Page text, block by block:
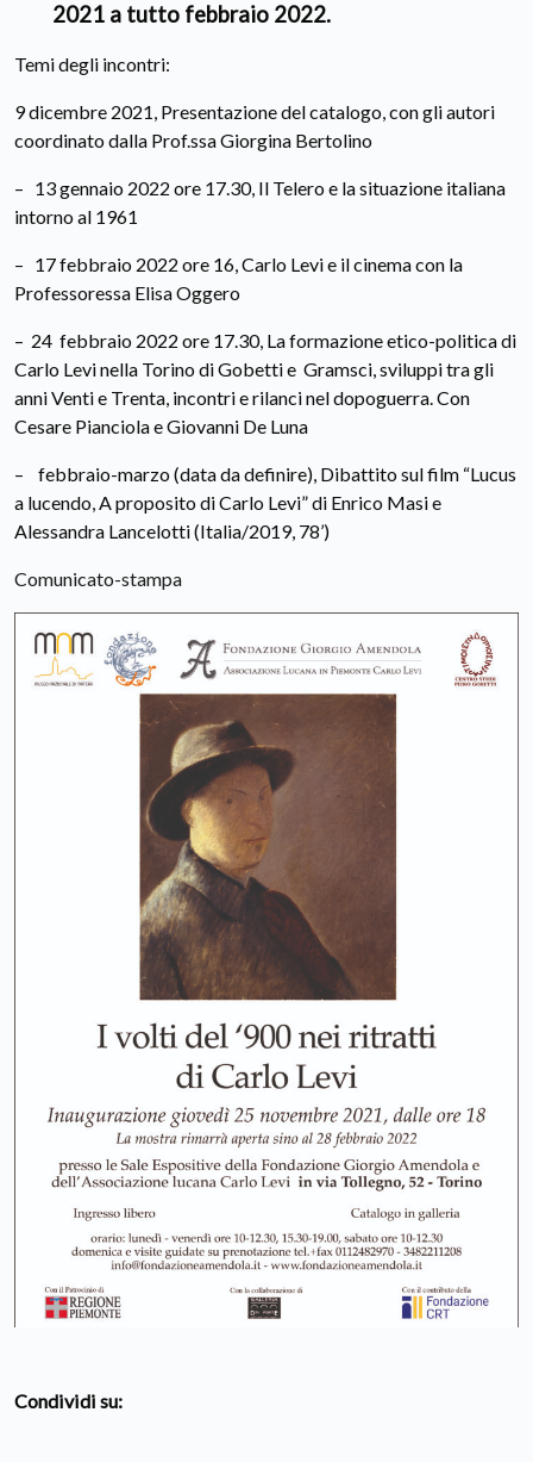
2021 a tutto febbraio 2022.
Temi degli incontri:
9 dicembre 2021, Presentazione del catalogo, con gli autori
coordinato dalla Prof.ssa Giorgina Bertolino
– 13 gennaio 2022 ore 17.30, Il Telero e la situazione italiana
intorno al 1961
– 17 febbraio 2022 ore 16, Carlo Levi e il cinema con la
Professoressa Elisa Oggero
– 24 febbraio 2022 ore 17.30, La formazione etico-politica di
Carlo Levi nella Torino di Gobetti e Gramsci, sviluppi tra gli
anni Venti e Trenta, incontri e rilanci nel dopoguerra. Con
Cesare Pianciola e Giovanni De Luna
– febbraio-marzo (data da definire), Dibattito sul film “Lucus
a lucendo, A proposito di Carlo Levi” di Enrico Masi e
Alessandra Lancelotti (Italia/2019, 78’)
Comunicato-stampa
Condividi su: